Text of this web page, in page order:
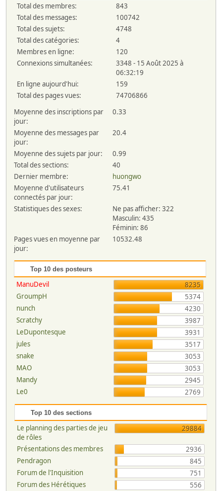
Total des membres:
843
Total des messages:
100742
Total des sujets:
4748
Total des catégories:
4
Membres en ligne:
120
Connexions simultanées:
3348 - 15 Août 2025 à
06:32:19
En ligne aujourd'hui:
159
Total des pages vues:
74706866
Moyenne des inscriptions par
jour:
0.33
Moyenne des messages par
jour:
20.4
Moyenne des sujets par jour:
0.99
Total des sections:
40
Dernier membre:
huongwo
Moyenne d'utilisateurs
connectés par jour:
75.41
Statistiques des sexes:
Ne pas afficher: 322
Masculin: 435
Féminin: 86
Pages vues en moyenne par
jour:
10532.48
Top 10 des posteurs
ManuDevil
8235
GroumpH
5374
nunch
4230
Scratchy
3987
LeDupontesque
3931
jules
3517
snake
3053
MAO
3053
Mandy
2945
Le0
2769
Top 10 des sections
Le planning des parties de jeu
de rôles
29884
Présentations des membres
2936
Pendragon
845
Forum de l'Inquisition
751
Forum des Hérétiques
556